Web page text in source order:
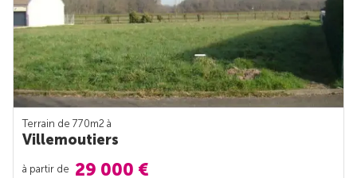
Terrain de 770m2 à
Villemoutiers
à partir de 29 000 €